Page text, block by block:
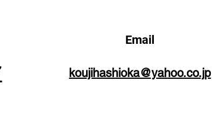
Email
koujihashioka@yahoo.co.jp